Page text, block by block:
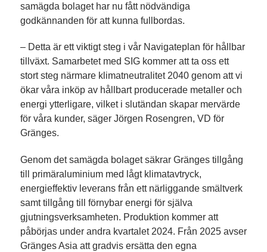
samägda bolaget har nu fått nödvändiga
godkännanden för att kunna fullbordas.
– Detta är ett viktigt steg i vår Navigateplan för hållbar
tillväxt. Samarbetet med SIG kommer att ta oss ett
stort steg närmare klimatneutralitet 2040 genom att vi
ökar våra inköp av hållbart producerade metaller och
energi ytterligare, vilket i slutändan skapar mervärde
för våra kunder, säger Jörgen Rosengren, VD för
Gränges.
Genom det samägda bolaget säkrar Gränges tillgång
till primäraluminium med lågt klimatavtryck,
energieffektiv leverans från ett närliggande smältverk
samt tillgång till förnybar energi för själva
gjutningsverksamheten. Produktion kommer att
påbörjas under andra kvartalet 2024. Från 2025 avser
Gränges Asia att gradvis ersätta den egna